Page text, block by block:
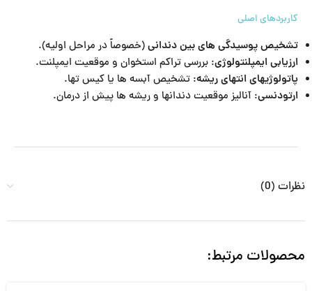
کاربردهای اصلی
تشخیص پوسیدگی های بین دندانی(خصوصاً در مراحل اولیه).
ارزیابی ایمپلنتولوژی: بررسی تراکم استخوان و موقعیت ایمپلنت.
پاتولوژیهای انتهای ریشه: تشخیص آبسه ها یا کیس تها.
ارتودنسی: آنالیز موقعیت دندانها و ریشه ها پیش از درمان.
نظرات (0)
محصولات مرتبط: